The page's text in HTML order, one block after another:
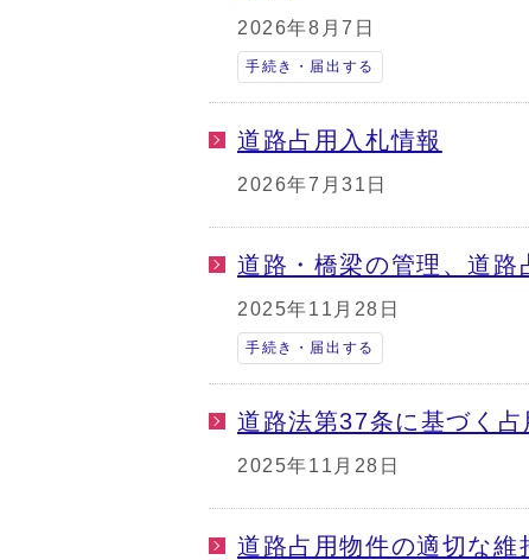
2026年8月7日
手続き・届出する
道路占用入札情報
2026年7月31日
道路・橋梁の管理、道路
2025年11月28日
手続き・届出する
道路法第37条に基づく
2025年11月28日
道路占用物件の適切な維